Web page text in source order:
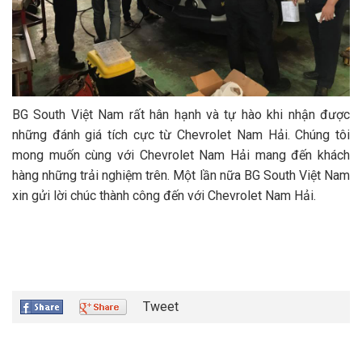
BG South Việt Nam rất hân hạnh và tự hào khi nhận được
những đánh giá tích cực từ Chevrolet Nam Hải. Chúng tôi
mong muốn cùng với Chevrolet Nam Hải mang đến khách
hàng những trải nghiệm trên. Một lần nữa BG South Việt Nam
xin gửi lời chúc thành công đến với Chevrolet Nam Hải.
Tweet